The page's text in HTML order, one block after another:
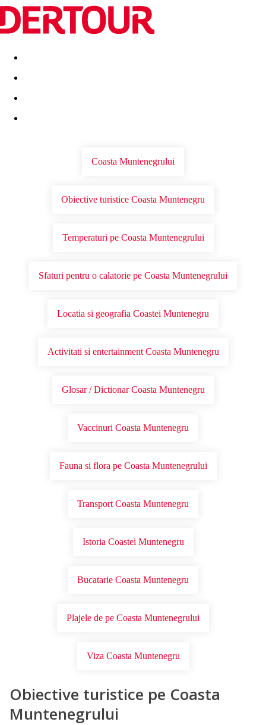
Destinatii Vacanta perfecta OFERTE DE NERATAT
Coasta Muntenegrului
Obiective turistice Coasta Muntenegru
Temperaturi pe Coasta Muntenegrului
Sfaturi pentru o calatorie pe Coasta Muntenegrului
Locatia si geografia Coastei Muntenegru
Activitati si entertainment Coasta Muntenegru
Glosar / Dictionar Coasta Muntenegru
Vaccinuri Coasta Muntenegru
Fauna si flora pe Coasta Muntenegrului
Transport Coasta Muntenegru
Istoria Coastei Muntenegru
Bucatarie Coasta Muntenegru
Plajele de pe Coasta Muntenegrului
Viza Coasta Muntenegru
Obiective turistice pe Coasta
Muntenegrului